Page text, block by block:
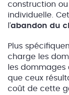
construction
individuelle.
l’abandon du
Plus
charge les
les dommages
que ceux
coût de cette